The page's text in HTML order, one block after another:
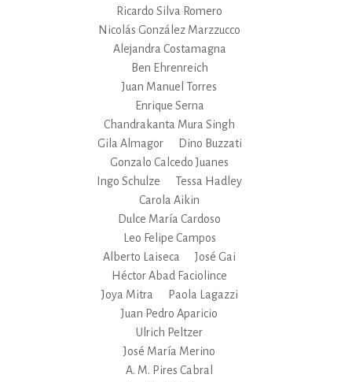
Ricardo Silva Romero
Nicolás González Marzzucco
Alejandra Costamagna
Ben Ehrenreich
Juan Manuel Torres
Enrique Serna
Chandrakanta Mura Singh
Gila Almagor
Dino Buzzati
Gonzalo Calcedo Juanes
Ingo Schulze
Tessa Hadley
Carola Aikin
Dulce María Cardoso
Leo Felipe Campos
Alberto Laiseca
José Gai
Héctor Abad Faciolince
Joya Mitra
Paola Lagazzi
Juan Pedro Aparicio
Ulrich Peltzer
José María Merino
A. M. Pires Cabral